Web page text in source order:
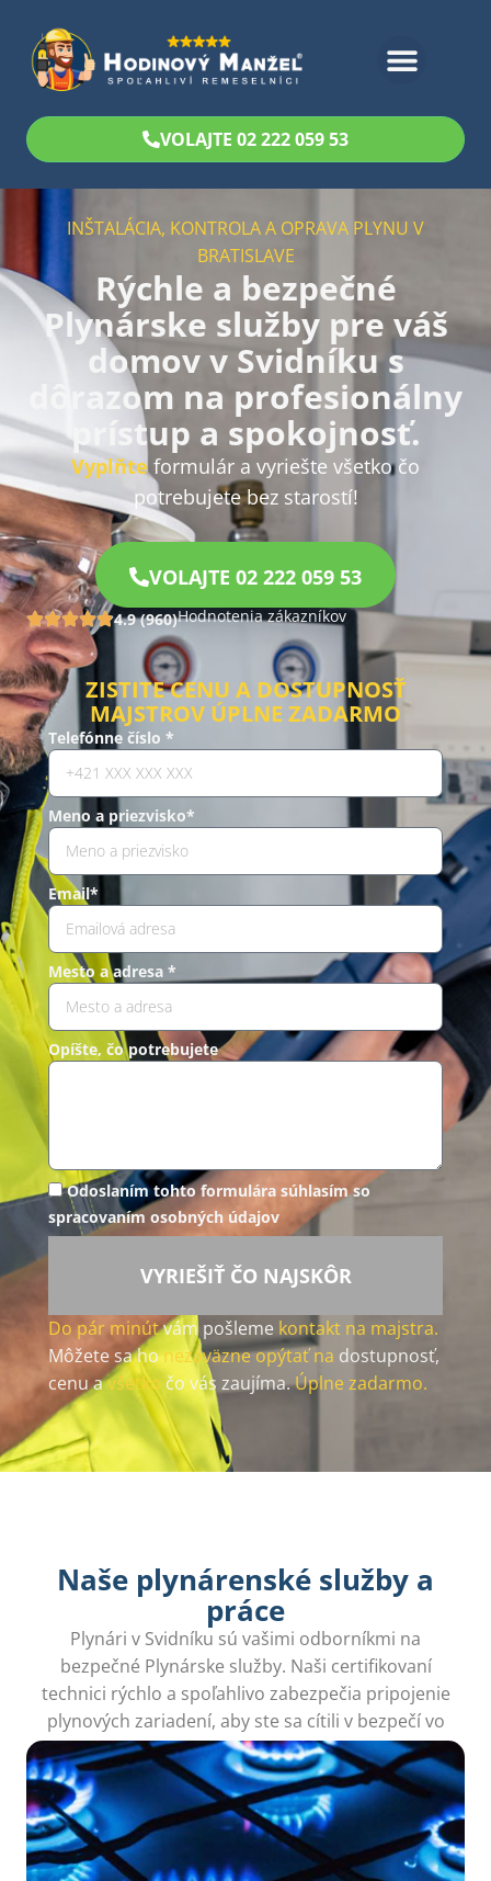
VOLAJTE 02 222 059 53
INŠTALÁCIA, KONTROLA A OPRAVA PLYNU V
BRATISLAVE
Rýchle a bezpečné
Plynárske služby pre váš
domov v Svidníku s
dôrazom na profesionálny
prístup a spokojnosť.
Vyplňteformulár a vyriešte všetko čo
potrebujete bez starostí!
VOLAJTE 02 222 059 53
4.9 (960)Hodnotenia zákazníkov
ZISTITE CENU A DOSTUPNOSŤ
MAJSTROV ÚPLNE ZADARMO
Telefónne číslo *
Meno a priezvisko*
Email*
Mesto a adresa *
Opíšte, čo potrebujete
Odoslaním tohto formulára súhlasím so
spracovaním osobných údajov
VYRIEŠIŤ ČO NAJSKÔR
Do pár minútvám pošleme kontakt na majstra.
Môžete sa honezáväzne opýtať na dostupnosť,
cenu avšetko čo vás zaujíma.Úplne zadarmo.
Naše plynárenské služby a
práce
Plynári v Svidníku sú vašimi odborníkmi na
bezpečné Plynárske služby. Naši certifikovaní
technici rýchlo a spoľahlivo zabezpečia pripojenie
plynových zariadení, aby ste sa cítili v bezpečí vo
svojom domove.